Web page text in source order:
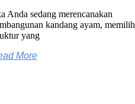
Anda sedang merencanakan
kandang ayam, memilih
yang
More